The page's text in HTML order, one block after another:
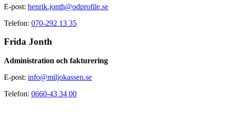
E-post: henrik.jonth@odprofile.se
Telefon: 070-292 13 35
Frida Jonth
Administration och fakturering
E-post: info@miljokassen.se
Telefon: 0660-43 34 00